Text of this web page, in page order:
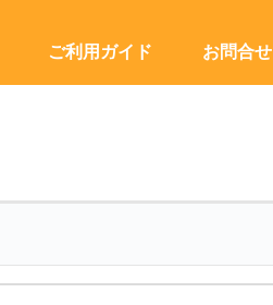
ご利用ガイド お問合せ